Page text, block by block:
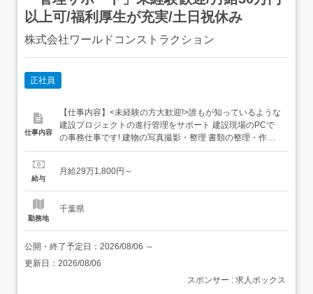
以上可/福利厚生が充実/土日祝休み
株式会社ワールドコンストラクション
正社員
仕事内容
【仕事内容】<未経験の方大歓迎!>誰もが知っているような
建設プロジェクトの進行管理をサポート 建設現場のPCで
の事務仕事です! 建物の写真撮影・整理 書類の整理・作
成・ファイリング 申請書の作成 スケジュールの管理 スタ
ち合わせなど幅広い業務に携わることができます。デスク
給与
月給29万1,800円～
勤務地
千葉県
公開・終了予定日： 2026/08/06 ～
更新日： 2026/08/06
スポンサー : 求人ボックス